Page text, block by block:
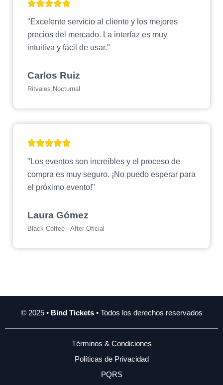
"Excelente servicio al cliente y los mejores
precios del mercado. La interfaz es muy
intuitiva y fácil de usar."
Carlos Ruiz
Ritvales Nocturnal
"Los eventos son increíbles y el proceso de
compra es muy seguro. ¡No puedo esperar para
el próximo evento!"
Laura Gómez
Black Coffee - After Oficial
© 2025 • Bind Tickets• Todos los derechos reservados
Términos & Condiciones
Políticas de Privacidad
PQRS